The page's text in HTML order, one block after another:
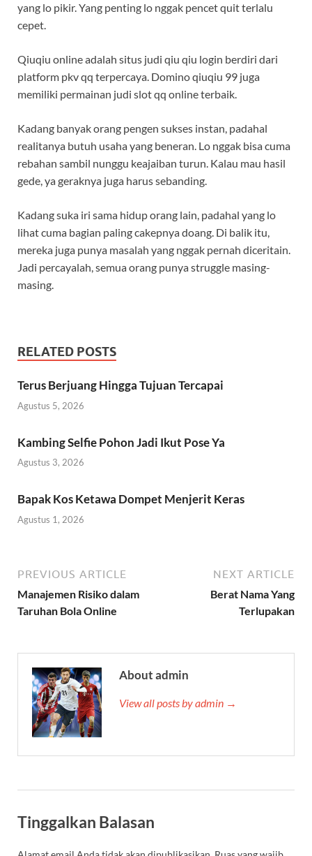
yang lo pikir. Yang penting lo nggak pencet quit terlalu
cepet.
Qiuqiu online adalah situs judi qiu qiu login berdiri dari
platform pkv qq terpercaya. Domino qiuqiu 99 juga
memiliki permainan judi slot qq online terbaik.
Kadang banyak orang pengen sukses instan, padahal
realitanya butuh usaha yang beneran. Lo nggak bisa cuma
rebahan sambil nunggu keajaiban turun. Kalau mau hasil
gede, ya geraknya juga harus sebanding.
Kadang suka iri sama hidup orang lain, padahal yang lo
lihat cuma bagian paling cakepnya doang. Di balik itu,
mereka juga punya masalah yang nggak pernah diceritain.
Jadi percayalah, semua orang punya struggle masing-
masing.
RELATED POSTS
Terus Berjuang Hingga Tujuan Tercapai
Agustus 5, 2026
Kambing Selfie Pohon Jadi Ikut Pose Ya
Agustus 3, 2026
Bapak Kos Ketawa Dompet Menjerit Keras
Agustus 1, 2026
PREVIOUS ARTICLE
Manajemen Risiko dalam
Taruhan Bola Online
NEXT ARTICLE
Berat Nama Yang
Terlupakan
About admin
View all posts by admin →
Tinggalkan Balasan